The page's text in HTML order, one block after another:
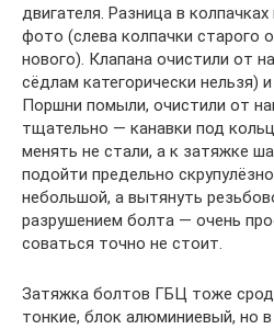
двигателя. Разница в
фото (слева колпачки старого
нового). Клапана очистили от
сёдлам категорически нельзя)
Поршни помыли, очистили от
тщательно — канавки под
менять не стали, а к затяжке
подойти предельно
небольшой, а вытянуть
разрушением болта — очень
соваться точно не стоит.
Затяжка болтов ГБЦ тоже
тонкие, блок алюминиевый, но